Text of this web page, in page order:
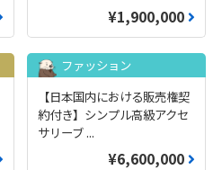
¥1,900,000
ファッション
【日本国内における販売権契
約付き】シンプル高級アクセ
サリーブ ...
¥6,600,000